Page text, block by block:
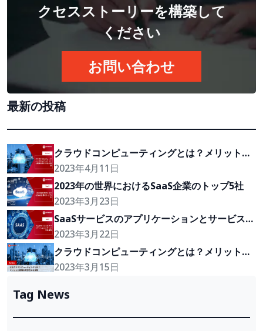
クセスストーリーを構築して
ください
お問い合わせ
最新の投稿
クラウドコンピューティングとは？メリットと
戦略を実行方法を解説
2023年4月11日
2023年の世界におけるSaaS企業のトップ5社
2023年3月23日
SaaSサービスのアプリケーションとサービスの
種類
2023年3月22日
クラウドコンピューティングとは？メリットと
戦略を実行方法を解説
2023年3月15日
Tag News